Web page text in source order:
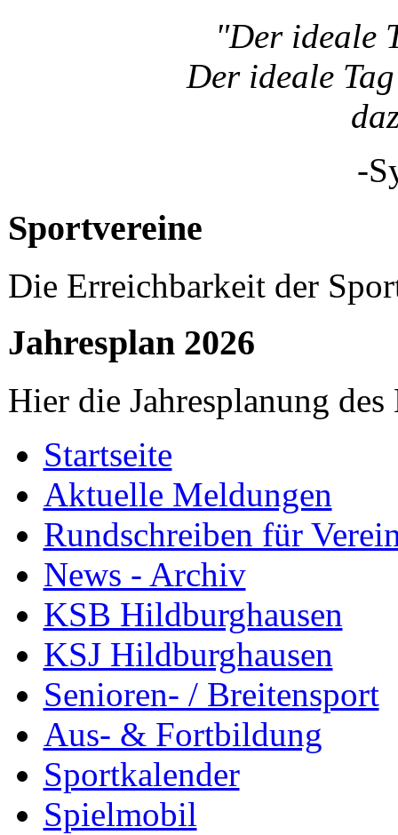
"Der ideale
Der ideale
-
Sportvereine
Die Erreichbarkeit der
Jahresplan 2026
Hier die Jahresplanung
Startseite
Aktuelle Meldungen
Rundschreiben für
News - Archiv
KSB Hildburghausen
KSJ Hildburghausen
Senioren- / Breitensport
Aus- & Fortbildung
Sportkalender
Spielmobil